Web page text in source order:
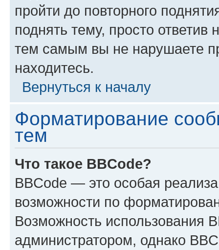
пройти до повторного
поднять тему, просто ответив
тем самым вы не нарушаете
находитесь.
Вернуться к началу
Форматирование
тем
Что такое BBCode?
BBCode — это особая
возможности по
Возможность использования
администратором, однако